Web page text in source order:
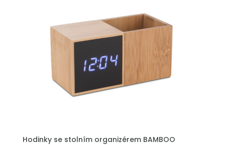
Hodinky se stolním organizérem BAMBOO